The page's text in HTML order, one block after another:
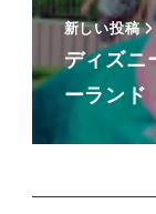
新しい投稿
ディズ
ーランド